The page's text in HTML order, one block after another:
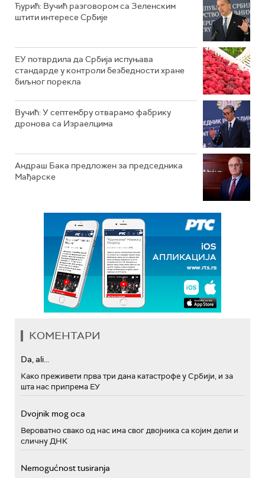
Ђурић: Вучић разговором са Зеленским
штити интересе Србије
ЕУ потврдила да Србија испуњава
стандарде у контроли безбедности хране
биљног порекла
Вучић: У септембру отварамо фабрику
дронова са Израелцима
Андраш Бакa предложен за председника
Мађарске
КОМЕНТАРИ
Da, ali...
Како преживети прва три дана катастрофе у Србији, и за
шта нас припрема ЕУ
Dvojnik mog oca
Вероватно свако од нас има свог двојника са којим дели и
сличну ДНК
Nemogućnost tusiranja